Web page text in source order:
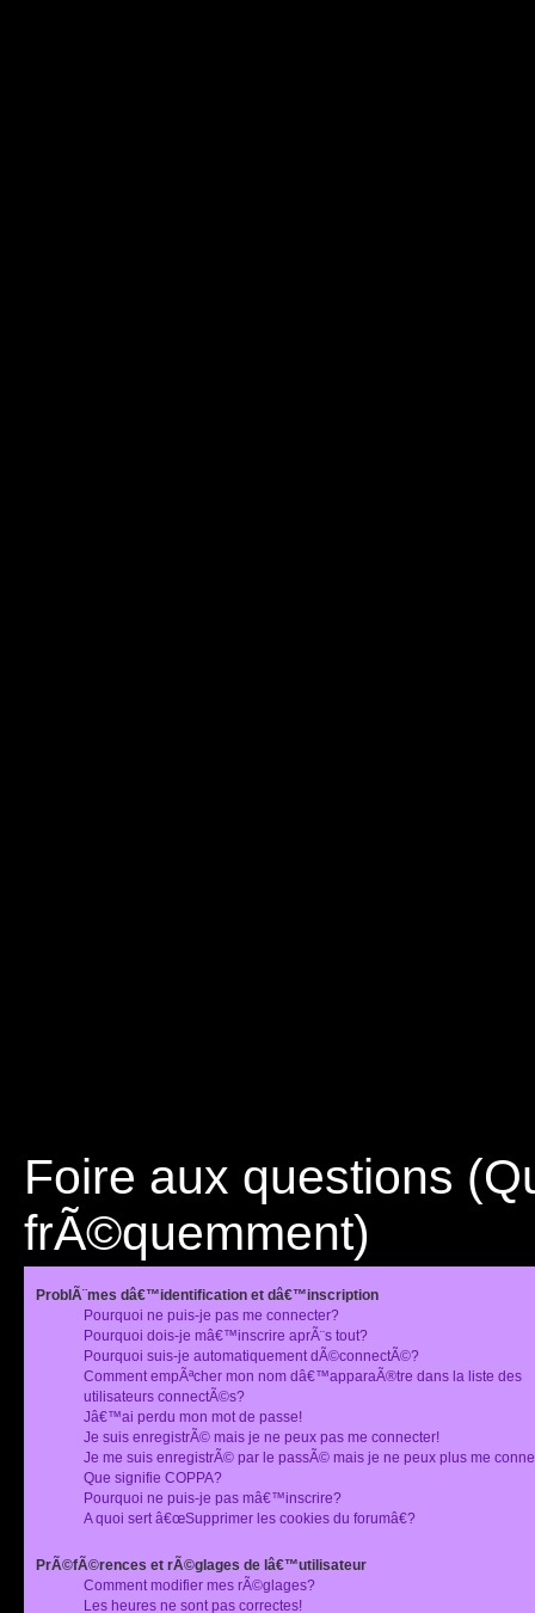
Foire aux questions
frÃ©quemment)
ProblÃ¨mes dâ€™identification et dâ€™inscription
Pourquoi ne puis-je pas me connecter?
Pourquoi dois-je mâ€™inscrire aprÃ¨s tout?
Pourquoi suis-je automatiquement dÃ©connectÃ©?
Comment empÃªcher mon nom dâ€™apparaÃ®tre dans la liste des
utilisateurs connectÃ©s?
Jâ€™ai perdu mon mot de passe!
Je suis enregistrÃ© mais je ne peux pas me connecter!
Je me suis enregistrÃ© par le passÃ© mais je ne peux plus me
Que signifie COPPA?
Pourquoi ne puis-je pas mâ€™inscrire?
A quoi sert â€œSupprimer les cookies du forumâ€?
PrÃ©fÃ©rences et rÃ©glages de lâ€™utilisateur
Comment modifier mes rÃ©glages?
Les heures ne sont pas correctes!